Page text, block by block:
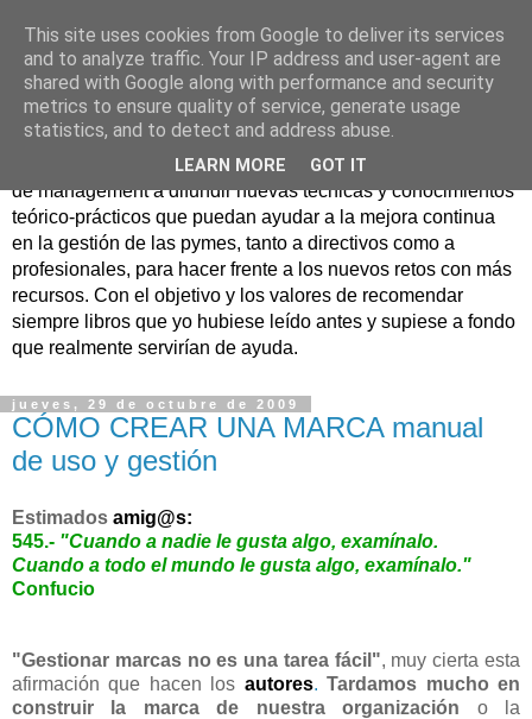
Nuevo Viernes - Nuevo
Libro
Nace con la misión de ayudar mediante la lectura de libros
de management a difundir nuevas técnicas y conocimientos
teórico-prácticos que puedan ayudar a la mejora continua
en la gestión de las pymes, tanto a directivos como a
profesionales, para hacer frente a los nuevos retos con más
recursos. Con el objetivo y los valores de recomendar
siempre libros que yo hubiese leído antes y supiese a fondo
que realmente servirían de ayuda.
jueves, 29 de octubre de 2009
CÓMO CREAR UNA MARCA manual
de uso y gestión
Estimados amig@s:
545.- "Cuando a nadie le gusta algo, examínalo.
Cuando a todo el mundo le gusta algo, examínalo."
Confucio
"Gestionar marcas no es una tarea fácil", muy cierta esta
afirmación que hacen los autores. Tardamos mucho en
construir la marca de nuestra organización o la
This site uses cookies from Google to deliver its services
and to analyze traffic. Your IP address and user-agent are
shared with Google along with performance and security
metrics to ensure quality of service, generate usage
statistics, and to detect and address abuse.
LEARN MORE GOT IT